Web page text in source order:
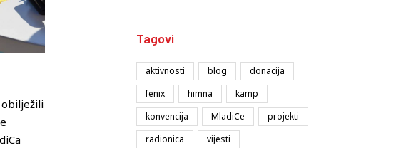
obilježili
Tagovi
aktivnosti blog
donacija
fenix
himna
kamp
konvencija
MladiCe
projekti
radionica
vijesti